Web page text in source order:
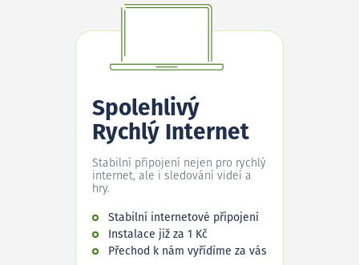
Spolehlivý
Rychlý Internet
Stabilní připojení nejen pro rychlý
internet, ale i sledování videí a
hry.
Stabilní internetové připojení
Instalace již za 1 Kč
Přechod k nám vyřídíme za vás